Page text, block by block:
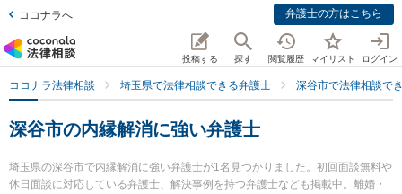
ココナラへ 弁護士の方はこちら
投稿する 探す 閲覧履歴 マイリスト ログイン
ココナラ法律相談 埼玉県で法律相談できる弁護士 深谷市で法律相談で
深谷市の内縁解消に強い弁護士
埼玉県の深谷市で内縁解消に強い弁護士が1名見つかりました。初回面談無料や
休日面談に対応している弁護士、解決事例を持つ弁護士なども掲載中。離婚・